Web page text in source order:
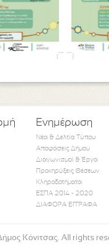
Ενημέρωση
Νέα & Δελτία Τύπου
Αποφάσεις Δήμου
Διαγωνισμοί & Έργα
Προκηρύξεις Θέσεων
Κληροδοτήματα
ΕΣΠΑ 2014 - 2020
ΔΙΑΦΟΡΑ ΕΓΓΡΑΦΑ
Κόνιτσας. All rights